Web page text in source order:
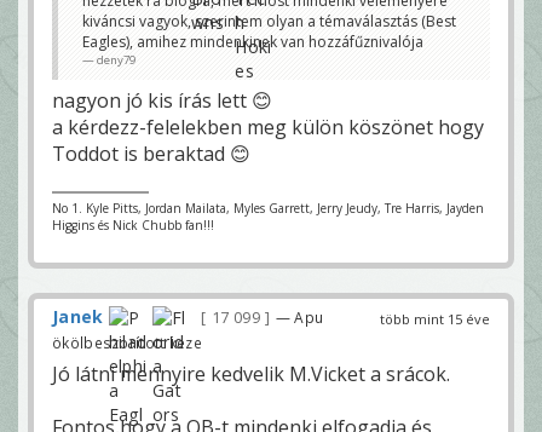
kiváncsi vagyok, szerintem olyan a témaválasztás (Best
Eagles), amihez mindenkinek van hozzáfűznivalója
deny79
nagyon jó kis írás lett 😊
a kérdezz-felelekben meg külön köszönet hogy
Toddot is beraktad 😊
No 1. Kyle Pitts, Jordan Mailata, Myles Garrett, Jerry Jeudy, Tre Harris, Jayden
Higgins és Nick Chubb fan!!!
több mint 15 éve
Janek 17 099
— Apu
ökölbeszorított keze
Jó látni mennyire kedvelik M.Vicket a srácok.